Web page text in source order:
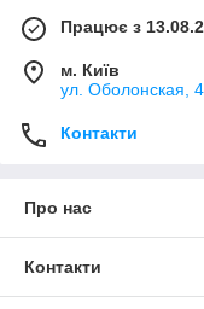
Працює з
м. Київ
ул. Оболонская,
Контакти
Про нас
Контакти